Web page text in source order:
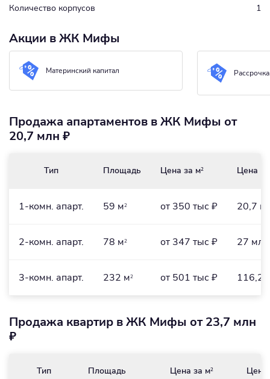
Количество корпусов
1
Акции в ЖК Мифы
Материнский капитал
Продажа апартаментов в ЖК Мифы от
20,7 млн ₽
Тип Площадь Цена за м2 Цена
1-комн. апарт. 59 м2 от 350 тыс ₽ 20,7
2-комн. апарт. 78 м2 от 347 тыс ₽ 27
3-комн. апарт. 232 м2 от 501 тыс ₽ 116,2
Продажа квартир в ЖК Мифы от 23,7 млн
₽
Тип Площадь Цена за м2 Цена